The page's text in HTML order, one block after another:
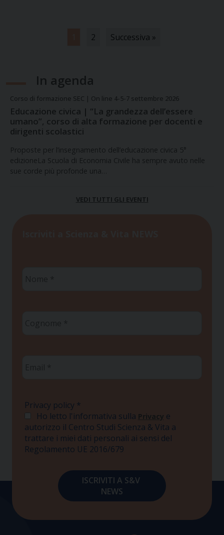
2 Successiva »
In agenda
Corso di formazione SEC | On line 4-5-7 settembre 2026
Educazione civica | “La grandezza dell’essere
umano”, corso di alta formazione per docenti e
dirigenti scolastici
Proposte per l’insegnamento dell’educazione civica 5°
edizioneLa Scuola di Economia Civile ha sempre avuto nelle
sue corde più profonde una…
VEDI TUTTI GLI EVENTI
Privacy policy *
Ho letto l'informativa sulla Privacy e
autorizzo il Centro Studi Scienza & Vita a
trattare i miei dati personali ai sensi del
Regolamento UE 2016/679